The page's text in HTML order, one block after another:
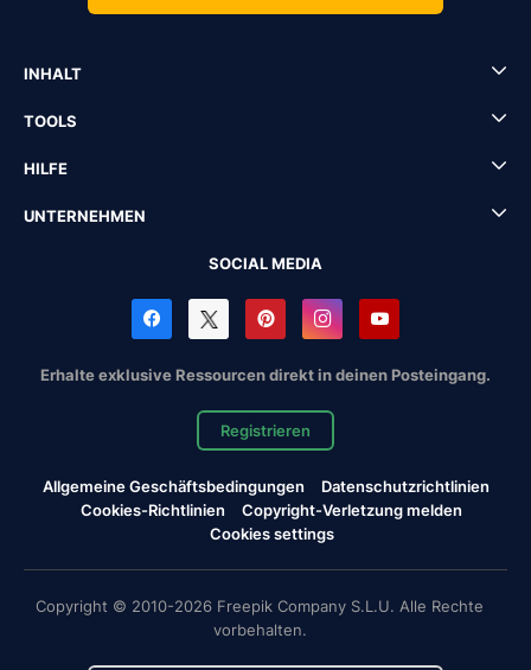
INHALT
TOOLS
HILFE
UNTERNEHMEN
SOCIAL MEDIA
Erhalte exklusive Ressourcen direkt in deinen Posteingang.
Registrieren
Allgemeine Geschäftsbedingungen
Datenschutzrichtlinien
Cookies-Richtlinien
Copyright-Verletzung melden
Cookies settings
Copyright © 2010-2026 Freepik Company S.L.U. Alle Rechte
vorbehalten.